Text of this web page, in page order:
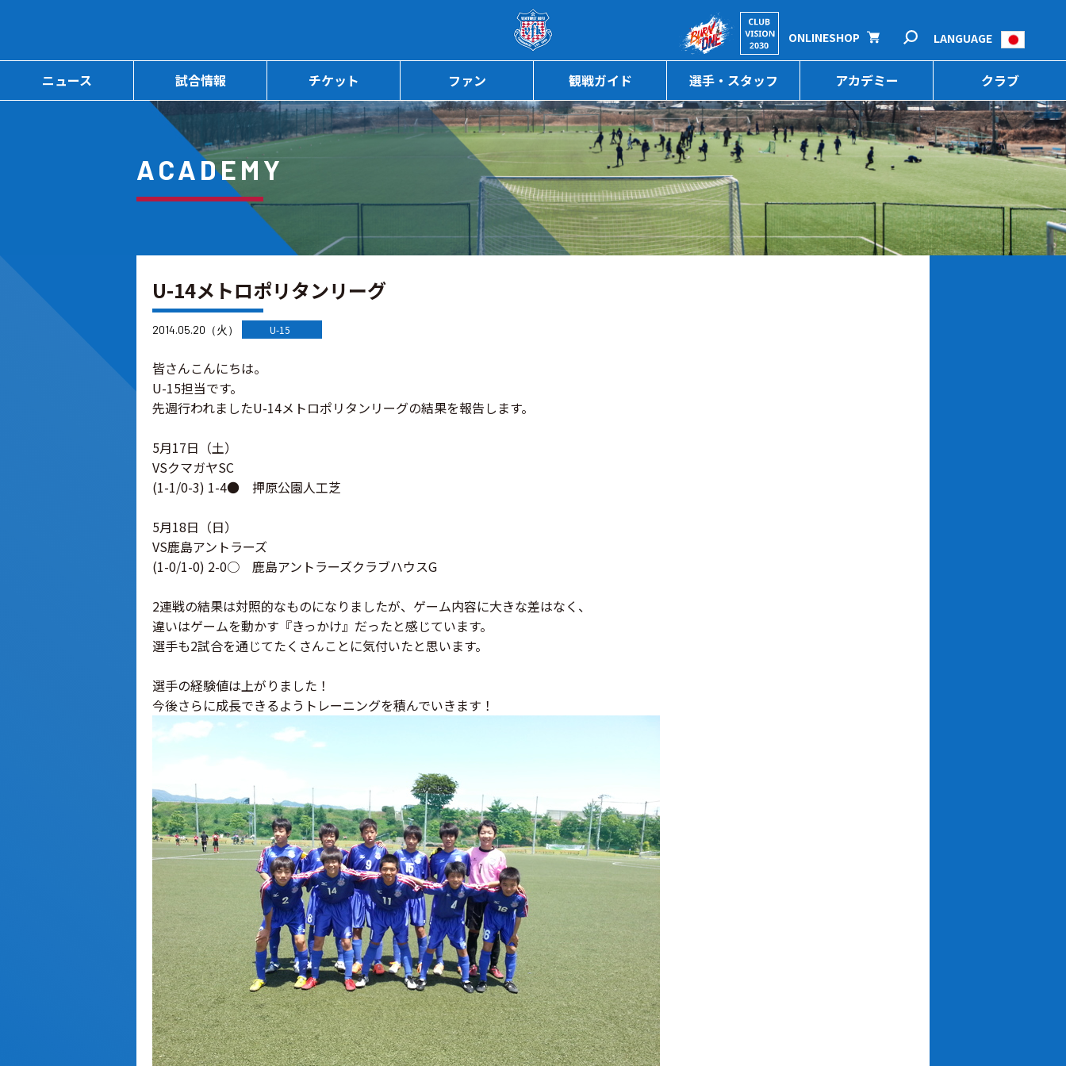
ページの本文へ
ニュース 試合情報 チケット ファン 観戦ガイド 選手・スタッフ アカデミー クラブ
ONLINESHOP LANGUAGE
ACADEMY
U-14メトロポリタンリーグ
2014.05.20（火） U-15
皆さんこんにちは。
U-15担当です。
先週行われましたU-14メトロポリタンリーグの結果を報告します。
5月17日（土）
VSクマガヤSC
(1-1/0-3) 1-4● 押原公園人工芝
5月18日（日）
VS鹿島アントラーズ
(1-0/1-0) 2-0○ 鹿島アントラーズクラブハウスG
2連戦の結果は対照的なものになりましたが、ゲーム内容に大きな差はなく、
違いはゲームを動かす『きっかけ』だったと感じています。
選手も2試合を通じてたくさんことに気付いたと思います。
選手の経験値は上がりました！
今後さらに成長できるようトレーニングを積んでいきます！